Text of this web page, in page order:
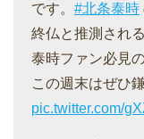
です。 #北条泰時
終仏と推測され
泰時ファン必見
この週末はぜひ
pic.twitter.com/